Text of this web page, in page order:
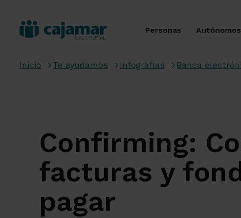
Personas
Inicio Te ayudamos Infografías Banca
Confirming:
facturas y
pagar